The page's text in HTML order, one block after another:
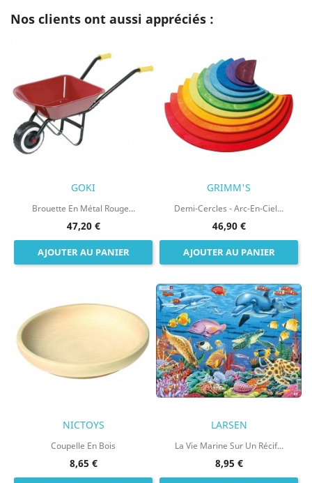
Nos clients ont aussi appréciés :
GOKI
Brouette En Métal Rouge...
47,20 €
AJOUTER AU PANIER
GRIMM'S
Demi-Cercles - Arc-En-Ciel...
46,90 €
AJOUTER AU PANIER
NICTOYS
Coupelle En Bois
8,65 €
LARSEN
La Vie Marine Sur Un Récif...
8,95 €